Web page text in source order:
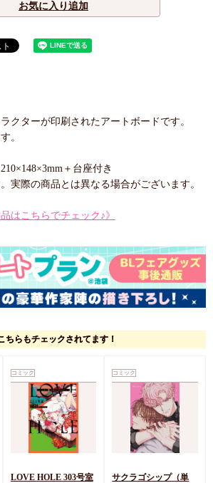
お気に入り追加
クターが印刷されたアートボードです。
。
＋台座付き
実際の商品とは異なる場合がございます。
はこちらでチェック♪》
ちらもチェックされてます！
コミック
LOVE HOLE 303号室
コミック
サクラゴシップ（単